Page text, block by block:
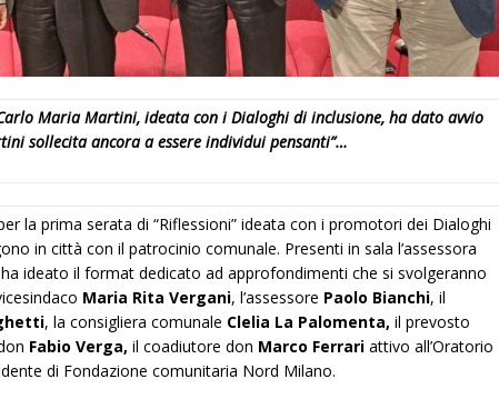
Maria Martini, ideata con i Dialoghi di inclusione, ha dato avvio
sollecita ancora a essere individui pensanti”…
la prima serata di “Riflessioni” ideata con i promotori dei Dialoghi
in città con il patrocinio comunale. Presenti in sala l’assessora
ideato il format dedicato ad approfondimenti che si svolgeranno
Maria Rita Vergani, l’assessore Paolo Bianchi, il
, la consigliera comunale Clelia La Palomenta, il prevosto
Fabio Verga, il coadiutore don Marco Ferrari attivo all’Oratorio
di Fondazione comunitaria Nord Milano.